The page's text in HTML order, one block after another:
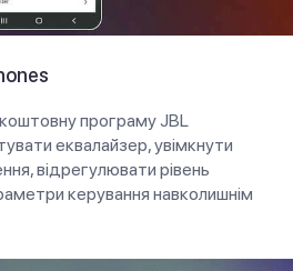
програму JBL
еквалайзер, увімкнути
відрегулювати рівень
керування навколишнім